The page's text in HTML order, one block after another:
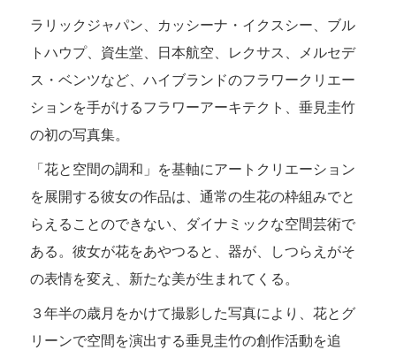
ラリックジャパン、カッシーナ・イクスシー、ブル
トハウプ、資生堂、日本航空、レクサス、メルセデ
ス・ベンツなど、ハイブランドのフラワークリエー
ションを手がけるフラワーアーキテクト、垂見圭竹
の初の写真集。
「花と空間の調和」を基軸にアートクリエーション
を展開する彼女の作品は、通常の生花の枠組みでと
らえることのできない、ダイナミックな空間芸術で
ある。彼女が花をあやつると、器が、しつらえがそ
の表情を変え、新たな美が生まれてくる。
３年半の歳月をかけて撮影した写真により、花とグ
リーンで空間を演出する垂見圭竹の創作活動を追